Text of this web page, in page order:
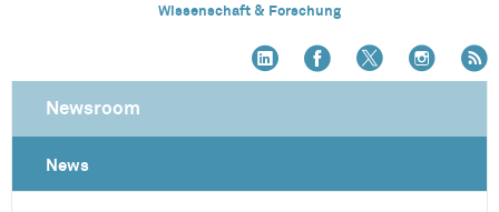
Wissenschaft & Forschung
Newsroom
News